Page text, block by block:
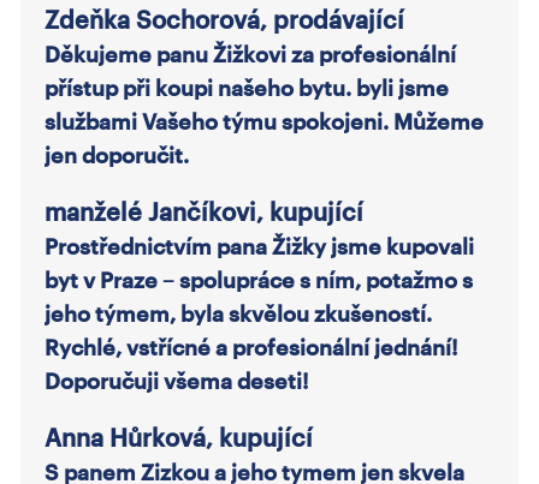
Zdeňka Sochorová, prodávající
Děkujeme panu Žižkovi za profesionální
přístup při koupi našeho bytu. byli jsme
službami Vašeho týmu spokojeni. Můžeme
jen doporučit.
manželé Jančíkovi, kupující
Prostřednictvím pana Žižky jsme kupovali
byt v Praze – spolupráce s ním, potažmo s
jeho týmem, byla skvělou zkušeností.
Rychlé, vstřícné a profesionální jednání!
Doporučuji všema deseti!
Anna Hůrková, kupující
S panem Zizkou a jeho tymem jen skvela